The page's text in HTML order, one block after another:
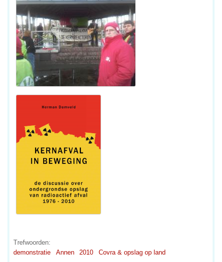
Trefwoorden:
demonstratie
Annen 2010 Covra & opslag op land